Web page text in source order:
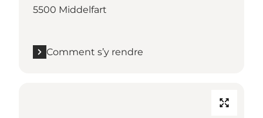
5500 Middelfart
Comment s’y rendre